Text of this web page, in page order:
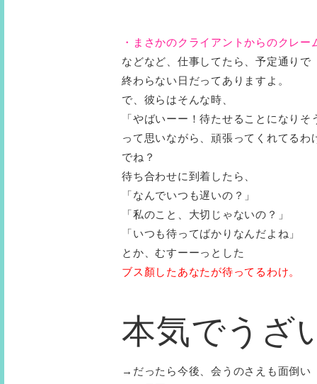
・まさかのクライアントからのクレー
などなど、仕事してたら、予定通りで
終わらない日だってありますよ。
で、彼らはそんな時、
「やばいーー！待たせることになりそ
って思いながら、頑張ってくれてるわ
でね？
待ち合わせに到着したら、
「なんでいつも遅いの？」
「私のこと、大切じゃないの？」
「いつも待ってばかりなんだよね」
とか、むすーーっとした
ブス顏したあなたが待ってるわけ。
本気でうざ
→だったら今後、会うのさえも面倒い